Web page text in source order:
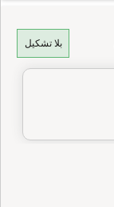
بلا تشكيل